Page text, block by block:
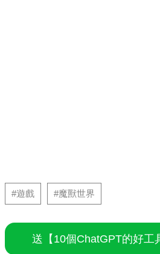
#遊戲 #魔獸世界
送【10個ChatGPT的好工